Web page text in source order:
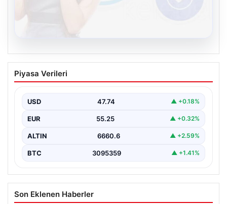
Kelebek.Org İle Çevrim içi İletişimin
Güvenli Adresi Ve Muhabbet Deneyimi
sağlaması büyük bir değer ifade etmektedir. Halen…
Piyasa Verileri
USD 47.74 ▲ +0.18%
EUR 55.25 ▲ +0.32%
ALTIN 6660.6 ▲ +2.59%
BTC 3095359 ▲ +1.41%
Son Eklenen Haberler